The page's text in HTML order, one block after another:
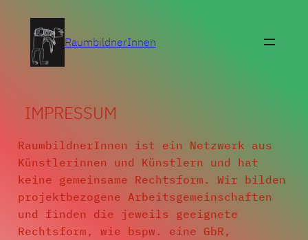
Inhalt
springen
RaumbildnerInnen
IMPRESSUM
RaumbildnerInnen ist ein Netzwerk aus
Künstlerinnen und Künstlern und hat
keine gemeinsame Rechtsform. Wir bilden
projektbezogene Arbeitsgemeinschaften
und finden die jeweils geeignete
Rechtsform, wie bspw. eine GbR,